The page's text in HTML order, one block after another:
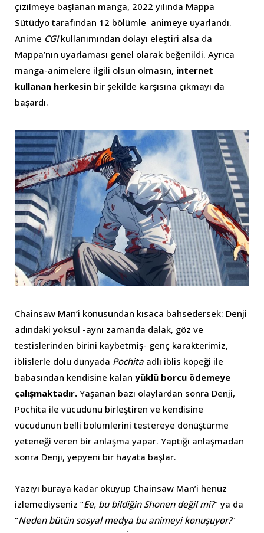
çizilmeye başlanan manga, 2022 yılında Mappa
Sütüdyo tarafından 12 bölümle animeye uyarlandı.
Anime CGIkullanımından dolayı eleştiri alsa da
Mappa’nın uyarlaması genel olarak beğenildi. Ayrıca
manga-animelere ilgili olsun olmasın, internet
kullanan herkesin bir şekilde karşısına çıkmayı da
başardı.
Chainsaw Man’i konusundan kısaca bahsedersek: Denji
adındaki yoksul -aynı zamanda dalak, göz ve
testislerinden birini kaybetmiş- genç karakterimiz,
iblislerle dolu dünyada Pochita adlı iblis köpeği ile
babasından kendisine kalan yüklü borcu ödemeye
çalışmaktadır. Yaşanan bazı olaylardan sonra Denji,
Pochita ile vücudunu birleştiren ve kendisine
vücudunun belli bölümlerini testereye dönüştürme
yeteneği veren bir anlaşma yapar. Yaptığı anlaşmadan
sonra Denji, yepyeni bir hayata başlar.
Yazıyı buraya kadar okuyup Chainsaw Man’i henüz
izlemediyseniz “Ee, bu bildiğin Shonen değil mi?” ya da
“Neden bütün sosyal medya bu animeyi konuşuyor?”